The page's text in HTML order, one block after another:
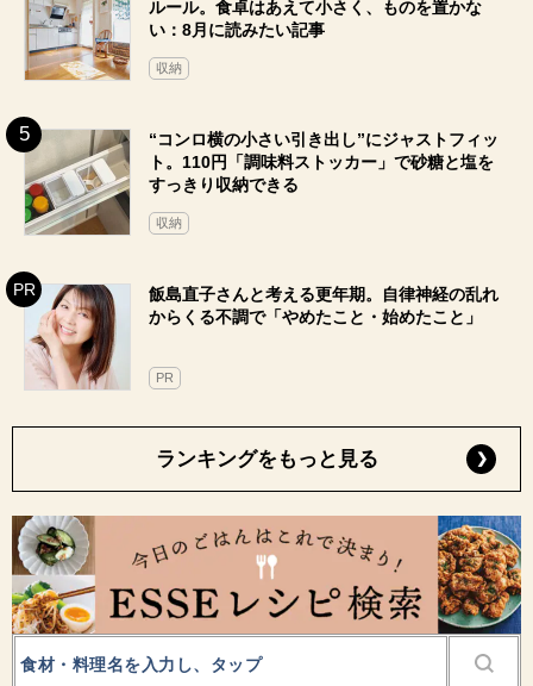
ルール。食卓はあえて小さく、ものを置かな
い：8月に読みたい記事
収納
“コンロ横の小さい引き出し”にジャストフィッ
ト。110円「調味料ストッカー」で砂糖と塩を
すっきり収納できる
収納
飯島直子さんと考える更年期。自律神経の乱れ
からくる不調で「やめたこと・始めたこと」
PR
ランキングをもっと見る